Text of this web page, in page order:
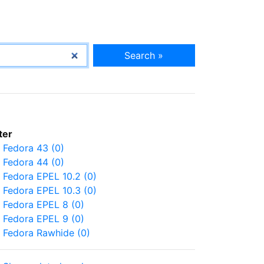
Search »
Fedora 43 (0)
Fedora 44 (0)
Fedora EPEL 10.2 (0)
Fedora EPEL 10.3 (0)
Fedora EPEL 8 (0)
Fedora EPEL 9 (0)
Fedora Rawhide (0)